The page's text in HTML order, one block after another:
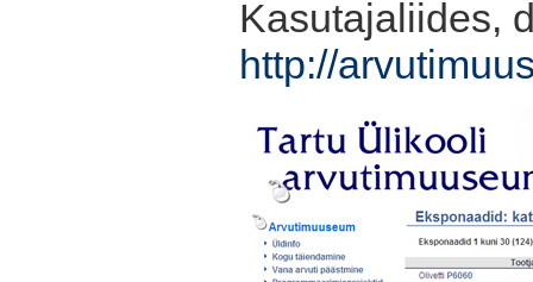
Kasutajaliides,
http://